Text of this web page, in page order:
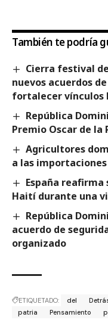
También te podría
Cierra festival
nuevos acuerdos
fortalecer vínculos
República
Premio Oscar de la
Agricultores
a las
España
Haití durante una
República
acuerdo de
organizado
ETIQUETADO: del
patria
Pensamiento